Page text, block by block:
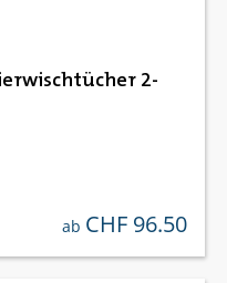
2-
regulärer preis:
ab CHF 96.50